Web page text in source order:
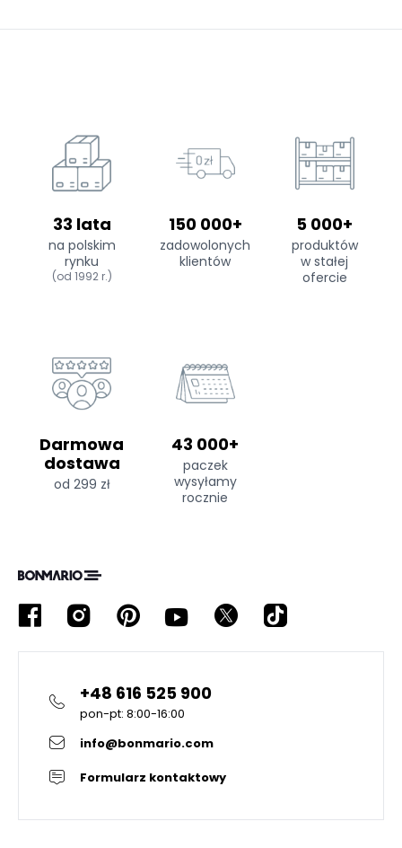
33 lata
na polskim
rynku
(od 1992 r.)
150 000+
zadowolonych
klientów
5 000+
produktów
w stałej
ofercie
Darmowa
dostawa
od 299 zł
43 000+
paczek
wysyłamy
rocznie
+48 616 525 900
pon-pt: 8:00-16:00
info@bonmario.com
Formularz kontaktowy